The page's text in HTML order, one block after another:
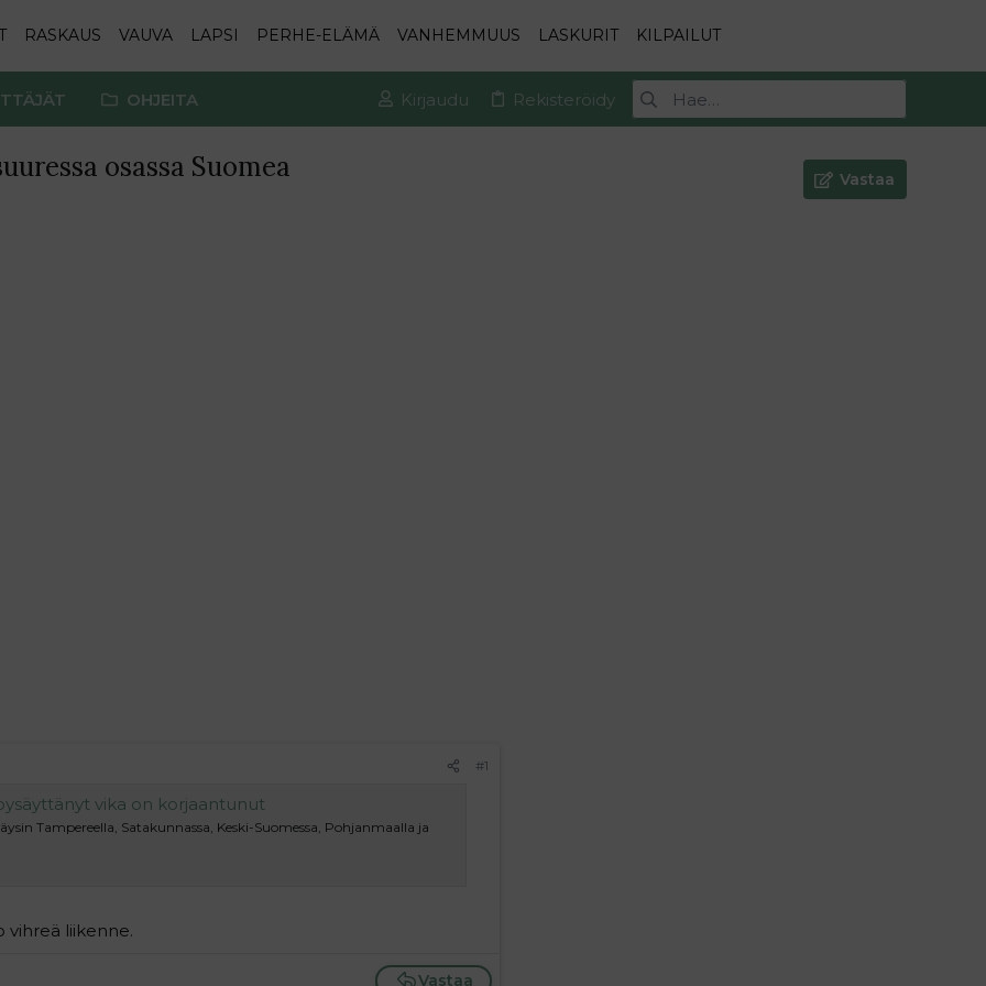
RASKAUS VAUVA LAPSI PERHE-ELÄMÄ VANHEMMUUS LASKURIT KILPAILUT
OHJEITA Kirjaudu Rekisteröidy
osassa Suomea Vastaa
#1
vika on korjaantunut
Tampereella, Satakunnassa, Keski-Suomessa, Pohjanmaalla ja
liikenne.
Vastaa